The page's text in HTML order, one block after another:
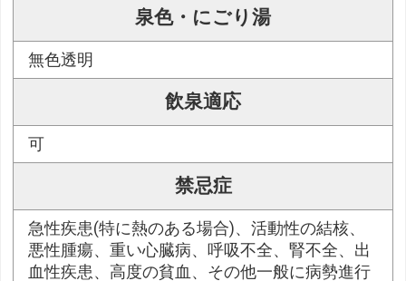
泉色・にごり湯
無色透明
飲泉適応
可
禁忌症
急性疾患(特に熱のある場合)、活動性の結核、
悪性腫瘍、重い心臓病、呼吸不全、腎不全、出
血性疾患、高度の貧血、その他一般に病勢進行